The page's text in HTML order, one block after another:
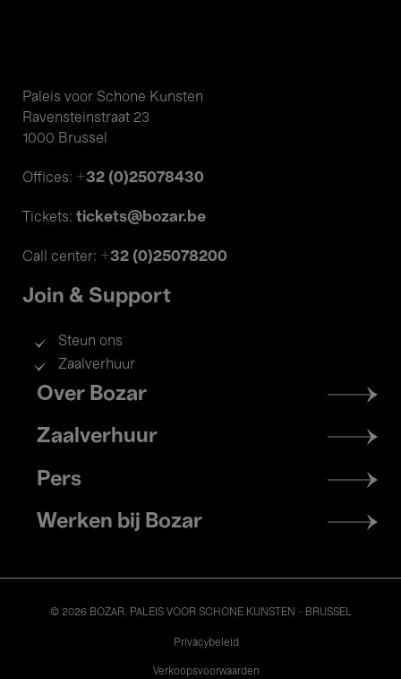
Paleis voor Schone Kunsten
Ravensteinstraat 23
1000 Brussel
Offices: +32 (0)25078430
Tickets: tickets@bozar.be
Call center: +32 (0)25078200
Join & Support
Steun ons
Zaalverhuur
Footer
menu
Over Bozar
Zaalverhuur
Pers
Werken bij Bozar
© 2026 BOZAR. PALEIS VOOR SCHONE KUNSTEN - BRUSSEL
Privacybeleid
Verkoopsvoorwaarden